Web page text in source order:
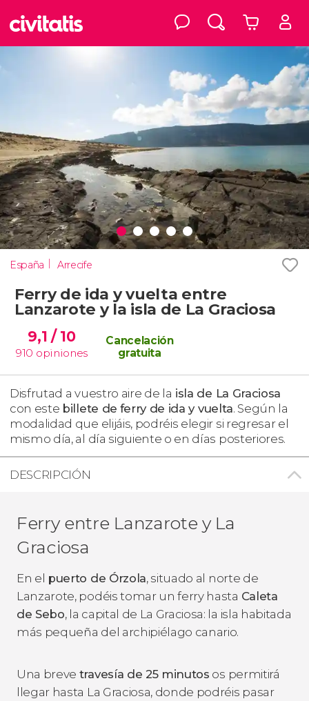
España Arrecife
Ferry de ida y vuelta entre
Lanzarote y la isla de La Graciosa
9,1/ 10
910 opiniones
Cancelación
gratuita
Disfrutad a vuestro aire de la isla de La Graciosa
con este billete de ferry de ida y vuelta. Según la
modalidad que elijáis, podréis elegir si regresar el
mismo día, al día siguiente o en días posteriores.
DESCRIPCIÓN
Ferry entre Lanzarote y La
Graciosa
En el puerto de Órzola, situado al norte de
Lanzarote, podéis tomar un ferry hasta Caleta
de Sebo, la capital de La Graciosa: la isla habitada
más pequeña del archipiélago canario.
Una breve travesía de 25 minutos os permitirá
llegar hasta La Graciosa, donde podréis pasar